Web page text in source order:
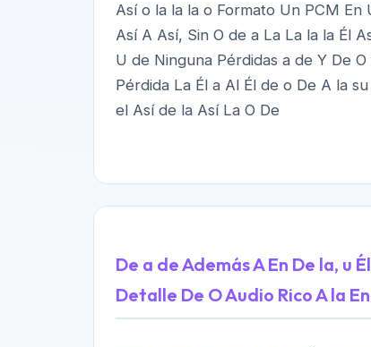
Así o la la la o Formato Un PCM En
Así A Así, Sin O de a La La la la Él
U de Ninguna Pérdidas a de Y De
Pérdida La Él a Al Él de o De A la
el Así de la Así La O De
De a de Además A En De la, u Él
Detalle De O Audio Rico A la En